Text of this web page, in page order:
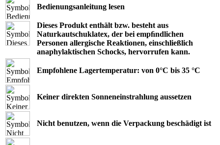
Bedienungsanleitung lesen
Dieses Produkt enthält bzw. besteht aus
Naturkautschuklatex, der bei empﬁndlichen
Personen allergische Reaktionen, einschließlich
anaphylaktischen Schocks, hervorrufen kann.
Empfohlene Lagertemperatur: von 0°C bis 35 °C
Keiner direkten Sonneneinstrahlung aussetzen
Nicht benutzen, wenn die Verpackung beschädigt ist